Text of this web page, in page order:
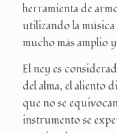
herramienta de
utilizando la
mucho más amplio
El ney es
del alma, el aliento
que no se
instrumento se